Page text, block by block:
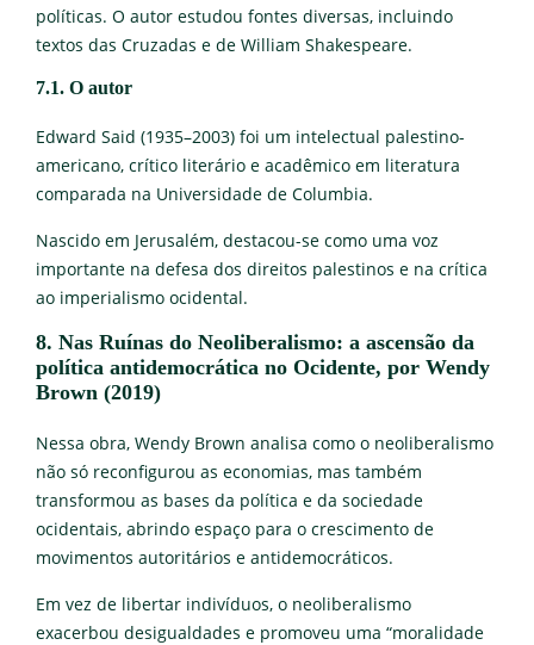
políticas. O autor estudou fontes diversas, incluindo
textos das Cruzadas e de William Shakespeare.
7.1. O autor
Edward Said (1935–2003) foi um intelectual palestino-
americano, crítico literário e acadêmico em literatura
comparada na Universidade de Columbia.
Nascido em Jerusalém, destacou-se como uma voz
importante na defesa dos direitos palestinos e na crítica
ao imperialismo ocidental.
8. Nas Ruínas do Neoliberalismo: a ascensão da
política antidemocrática no Ocidente, por Wendy
Brown (2019)
Nessa obra, Wendy Brown analisa como o neoliberalismo
não só reconfigurou as economias, mas também
transformou as bases da política e da sociedade
ocidentais, abrindo espaço para o crescimento de
movimentos autoritários e antidemocráticos.
Em vez de libertar indivíduos, o neoliberalismo
exacerbou desigualdades e promoveu uma “moralidade